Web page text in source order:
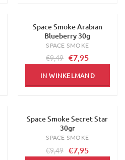
-16%
Space Smoke Arabian
Blueberry 30g
SPACE SMOKE
€9,49 €7,95
IN WINKELMAND
-16%
Space Smoke Secret Star
30gr
SPACE SMOKE
€9,49 €7,95